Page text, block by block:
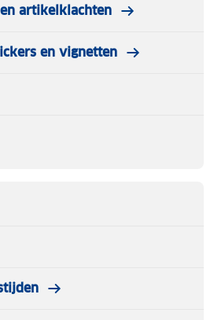
artikelklachten
en vignetten